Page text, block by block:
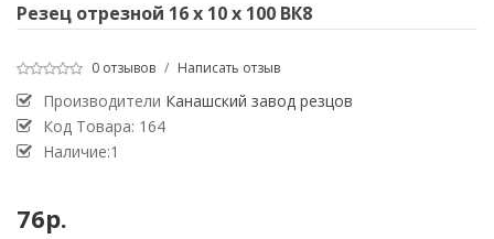
Резец отрезной 16 х 10 х 100 ВК8
0 отзывов / Написать отзыв
Производители Канашский завод резцов
Код Товара: 164
Наличие:1
76р.